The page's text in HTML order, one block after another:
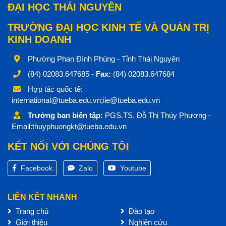
ĐẠI HỌC THÁI NGUYÊN
TRƯỜNG ĐẠI HỌC KINH TẾ VÀ QUẢN TRỊ
KINH DOANH
Phường Phan Đình Phùng - Tỉnh Thái Nguyên
(84) 02083.647685 - Fax: (84) 02083.647684
Hợp tác quốc tế:
international@tueba.edu.vn;iie@tueba.edu.vn
Trưởng ban biên tập: PGS.TS. Đỗ Thị Thúy Phương -
Email:thuyphuongkt@tueba.edu.vn
KẾT NỐI VỚI CHÚNG TÔI
Facebook Zalo Youtube
LIÊN KẾT NHANH
Trang chủ
Giới thiệu
Đào tạo
Nghiên cứu